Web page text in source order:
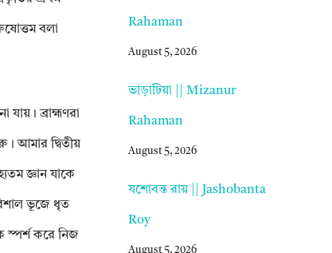
বলা
ব্রাহ্মণরা
আমার দ্বিতীয়
জ্ঞান যাকে
ভূজে ধৃত
স্পর্শ করে নিজ
Rahaman
August 5, 2026
ভাড়াটিয়া || Mizanur
Rahaman
August 5, 2026
যশোবন্ত রায় || Jashobanta
Roy
August 5, 2026